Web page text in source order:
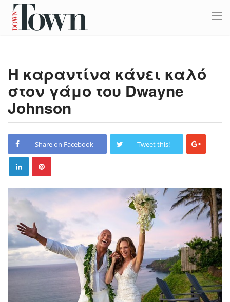
Η καραντίνα κάνει καλό
στον γάμο του Dwayne
Johnson
Share on Facebook Tweet this!